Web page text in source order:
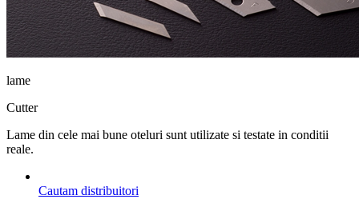
lame
Cutter
Lame din cele mai bune oteluri sunt utilizate si testate in conditii
reale.
Cautam distribuitori